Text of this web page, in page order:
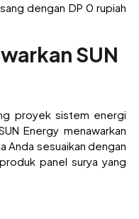
dengan DP 0 rupiah
SUN
proyek sistem energi
Energy menawarkan
Anda sesuaikan dengan
panel surya yang